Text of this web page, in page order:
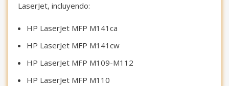
LaserJet, incluyendo:
HP LaserJet MFP M141ca
HP LaserJet MFP M141cw
HP LaserJet MFP M109-M112
HP LaserJet MFP M110